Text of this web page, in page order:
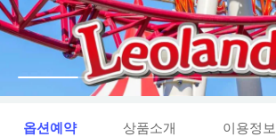
옵션예약 상품소개 이용정보